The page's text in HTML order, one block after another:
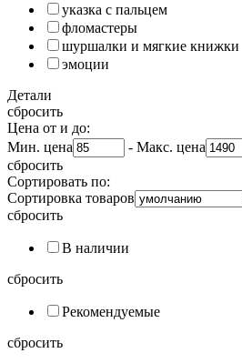
указка с пальцем
фломастеры
шуршалки и мягкие книжки
эмоции
Детали
сбросить
Цена от и до:
Мин. цена
- Макс. цена
сбросить
Сортировать по:
Сортировка товаров
сбросить
В наличии
сбросить
Рекомендуемые
сбросить